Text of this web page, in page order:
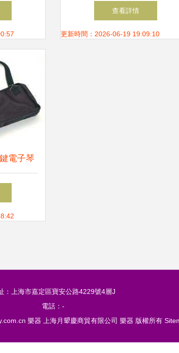
統樂器背后的文化密碼
查看詳情
更新時間：2026-06-19 19:09:10
電子琴
：上海市嘉定區寶安公路4229號4層J
電話：-
樂器 上海月顰慶商貿有限公司 樂器 版權所有